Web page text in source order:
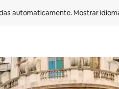
automaticamente. Mostrar